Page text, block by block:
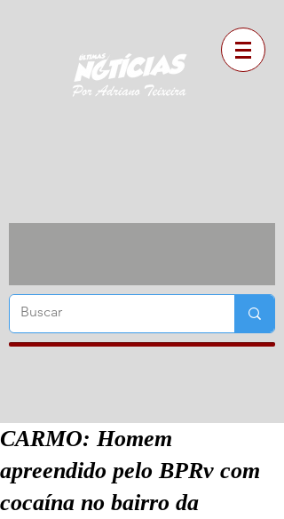
CARMO: Homem
apreendido pelo BPRv com
cocaína no bairro da